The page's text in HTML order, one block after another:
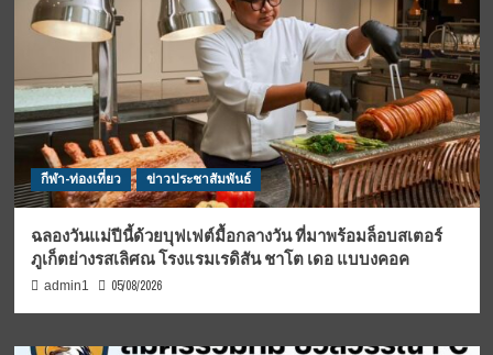
กีฬา-ท่องเที่ยว ข่าวประชาสัมพันธ์
ฉลองวันแม่ปีนี้ด้วยบุฟเฟต์มื้อกลางวัน ที่มาพร้อมล็อบสเตอร์
ภูเก็ตย่างรสเลิศณ โรงแรมเรดิสัน ชาโต เดอ แบบงคอค
admin1 05/08/2026